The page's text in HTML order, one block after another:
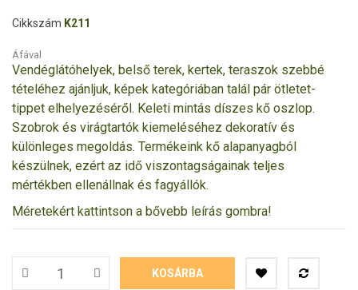
Cikkszám K211
Áfával
Vendéglátóhelyek, belső terek, kertek, teraszok szebbé
tételéhez ajánljuk, képek kategóriában talál pár ötletet-
tippet elhelyezéséről. Keleti mintás díszes kő oszlop.
Szobrok és virágtartók kiemeléséhez dekoratív és
különleges megoldás. Termékeink kő alapanyagból
készülnek, ezért az idő viszontagságainak teljes
mértékben ellenállnak és fagyállók.
Méretekért kattintson a bővebb leírás gombra!
KOSÁRBA